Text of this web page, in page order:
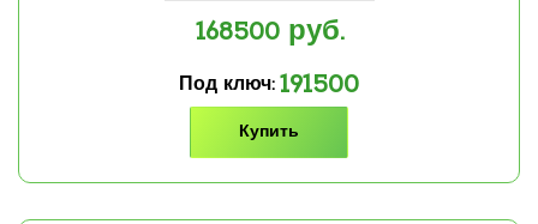
168500руб.
Под ключ: 191500
Купить